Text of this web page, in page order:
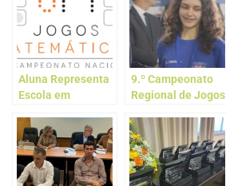
Aluna Representa
Escola em
Nacional de Jogos
Matemáticos
9.º Campeonato
Regional de Jogos